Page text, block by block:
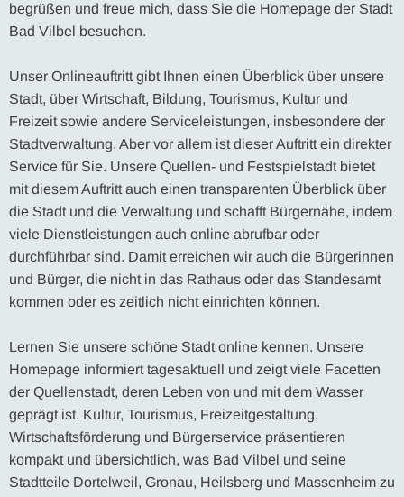
begrüßen und freue mich, dass Sie die Homepage der Stadt
Bad Vilbel besuchen.
Unser Onlineauftritt gibt Ihnen einen Überblick über unsere
Stadt, über Wirtschaft, Bildung, Tourismus, Kultur und
Freizeit sowie andere Serviceleistungen, insbesondere der
Stadtverwaltung. Aber vor allem ist dieser Auftritt ein direkter
Service für Sie. Unsere Quellen- und Festspielstadt bietet
mit diesem Auftritt auch einen transparenten Überblick über
die Stadt und die Verwaltung und schafft Bürgernähe, indem
viele Dienstleistungen auch online abrufbar oder
durchführbar sind. Damit erreichen wir auch die Bürgerinnen
und Bürger, die nicht in das Rathaus oder das Standesamt
kommen oder es zeitlich nicht einrichten können.
Lernen Sie unsere schöne Stadt online kennen. Unsere
Homepage informiert tagesaktuell und zeigt viele Facetten
der Quellenstadt, deren Leben von und mit dem Wasser
geprägt ist. Kultur, Tourismus, Freizeitgestaltung,
Wirtschaftsförderung und Bürgerservice präsentieren
kompakt und übersichtlich, was Bad Vilbel und seine
Stadtteile Dortelweil, Gronau, Heilsberg und Massenheim zu